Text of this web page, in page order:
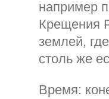
например
Крещения
землей,
столь же
Время: